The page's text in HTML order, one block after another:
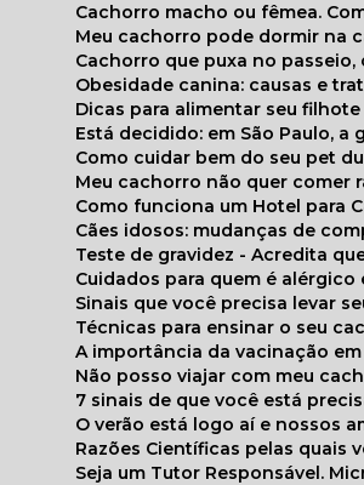
Cachorro macho ou fêmea.
Meu cachorro pode dormir na
Cachorro que puxa no passeio,
Obesidade canina: causas e
Dicas para alimentar seu filhote
Está decidido: em São Paulo,
Como cuidar bem do seu pet
Meu cachorro não quer comer
Como funciona um Hotel para
Cães idosos: mudanças de
Teste de gravidez - Acredita
Cuidados para quem é
Sinais que você precisa levar
Técnicas para ensinar o seu
A importância da vacinação
Não posso viajar com meu
7 sinais de que você está
O verão está logo aí e nossos
Razões Científicas pelas
Seja um Tutor Responsável.